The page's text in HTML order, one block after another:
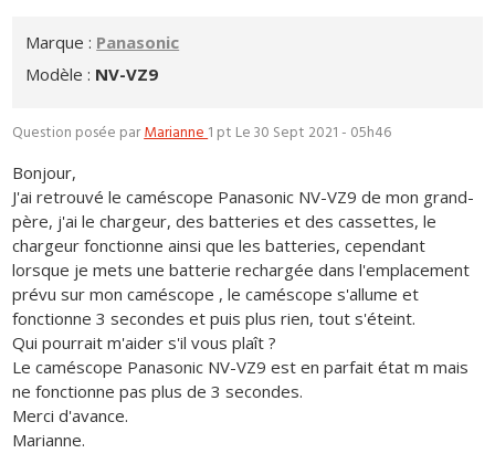
Marque : Panasonic
Modèle : NV-VZ9
Question posée parMarianne1 pt Le 30 Sept 2021 - 05h46
Bonjour,
J'ai retrouvé le caméscope Panasonic NV-VZ9 de mon grand-
père, j'ai le chargeur, des batteries et des cassettes, le
chargeur fonctionne ainsi que les batteries, cependant
lorsque je mets une batterie rechargée dans l'emplacement
prévu sur mon caméscope , le caméscope s'allume et
fonctionne 3 secondes et puis plus rien, tout s'éteint.
Qui pourrait m'aider s'il vous plaît ?
Le caméscope Panasonic NV-VZ9 est en parfait état m mais
ne fonctionne pas plus de 3 secondes.
Merci d'avance.
Marianne.